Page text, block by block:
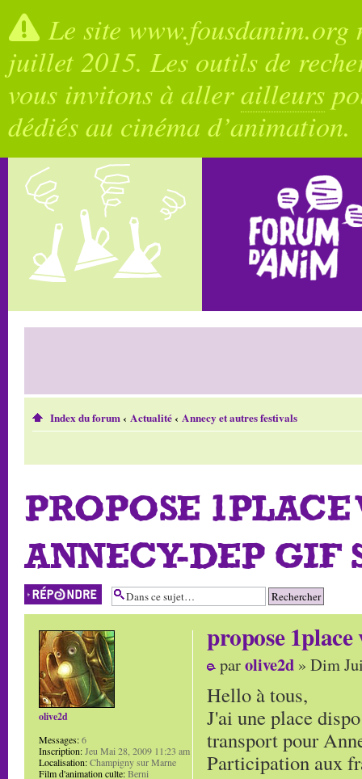
Le site
juillet 2015. Les outils de
vous invitons à allerailleurs
dédiés au cinéma d’animation.
Index du forum‹ Actualité‹ Annecy et autres festivals
PROPOSE
ANNECY-DEP GIF
Répondre
propose
parolive2d » Dim
Hello à tous,
J'ai une place
transport pour
Participation aux
olive2d
Messages:6
Inscription:Jeu Mai 28, 2009 11:23 am
Localisation:Champigny sur Marne
Film d'animation culte:Berni